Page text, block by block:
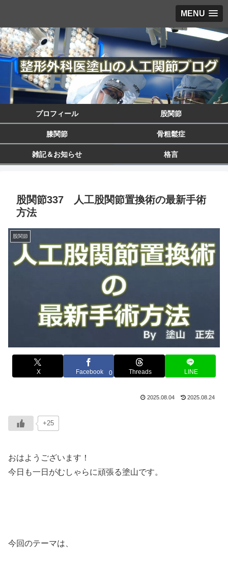
MENU
プロフィール 股関節
膝関節 骨粗鬆症
雑記＆お知らせ 格言
股関節337 人工股関節置換術の最新手術
方法
股関節
X Facebook 0 Threads LINE
2025.08.04 2025.08.24
+25
おはようございます！
今日も一日がむしゃらに頑張る塗山です。
今回のテーマは、